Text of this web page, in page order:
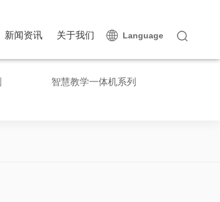
Language
新闻资讯 关于我们
智慧教学一体机系列